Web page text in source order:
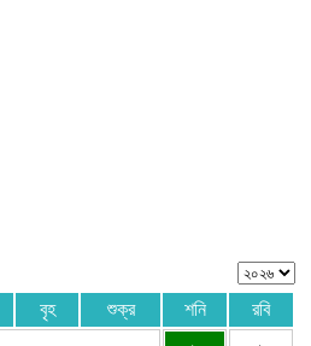
বৃহ শুক্র শনি
রবি